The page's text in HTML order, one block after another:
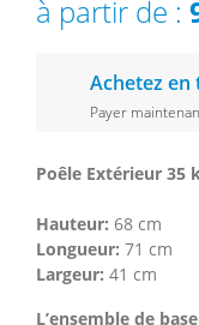
à partir de :
Achetez
Payer
Poêle Extérieur 35
Hauteur: 68 cm
Longueur: 71 cm
Largeur: 41 cm
L’ensemble de